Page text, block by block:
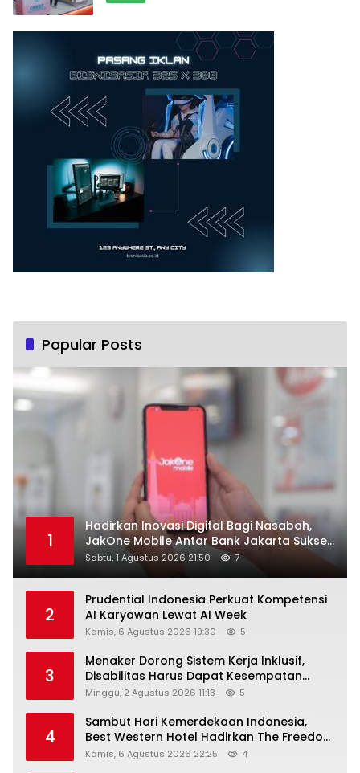
Popular Posts
1
Hadirkan Inovasi Digital Bagi Nasabah,
JakOne Mobile Antar Bank Jakarta Sukses
Raih Digital Excellence Awards 2026
Sabtu, 1 Agustus 2026 21:50 7
2
Prudential Indonesia Perkuat Kompetensi
AI Karyawan Lewat AI Week
Kamis, 6 Agustus 2026 19:30 5
3
Menaker Dorong Sistem Kerja Inklusif,
Disabilitas Harus Dapat Kesempatan
Setara
Minggu, 2 Agustus 2026 11:13 5
4
Sambut Hari Kemerdekaan Indonesia,
Best Western Hotel Hadirkan The Freedom
Stay Diskon Hingga 45%
Kamis, 6 Agustus 2026 22:25 4